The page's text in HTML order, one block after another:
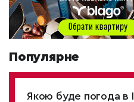
Популярне
Якою буде погода в